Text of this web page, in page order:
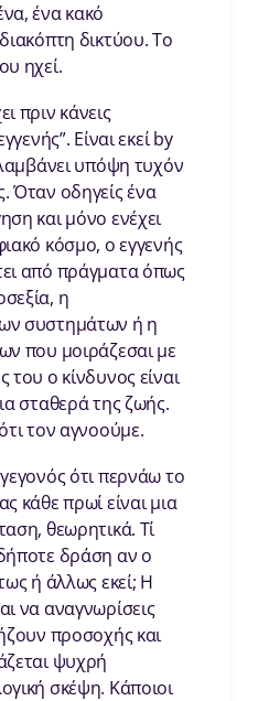
ένα κακό
δικτύου. Το
ηχεί.
πριν κάνεις
Είναι εκεί by
υπόψη τυχόν
Όταν οδηγείς ένα
και μόνο ενέχει
κόσμο, ο εγγενής
από πράγματα όπως
η
συστημάτων ή η
που μοιράζεσαι με
ο κίνδυνος είναι
σταθερά της ζωής.
τον αγνοούμε.
ότι περνάω το
κάθε πρωί είναι μια
θεωρητικά. Τί
δράση αν ο
ή άλλως εκεί; Η
να αναγνωρίσεις
προσοχής και
ψυχρή
σκέψη. Κάποιοι